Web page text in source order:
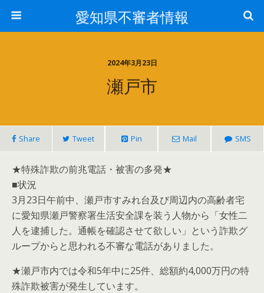
愛知県不審者情報
2024年3月23日
瀬戸市
Share Tweet Pin Mail SMS
★特殊詐欺の前兆電話・被害の多発★
■状況
3月23日午前中、瀬戸市すみれ台及び周辺内の高齢者宅
に愛知県瀬戸警察署生活安全課を装う人物から「女性二
人を逮捕した。通帳を確認させて欲しい」という詐欺グ
ループからと思われる不審な電話がありました。
★瀬戸市内では令和5年中に25件、総額約4,000万円の特
殊詐欺被害が発生しています。